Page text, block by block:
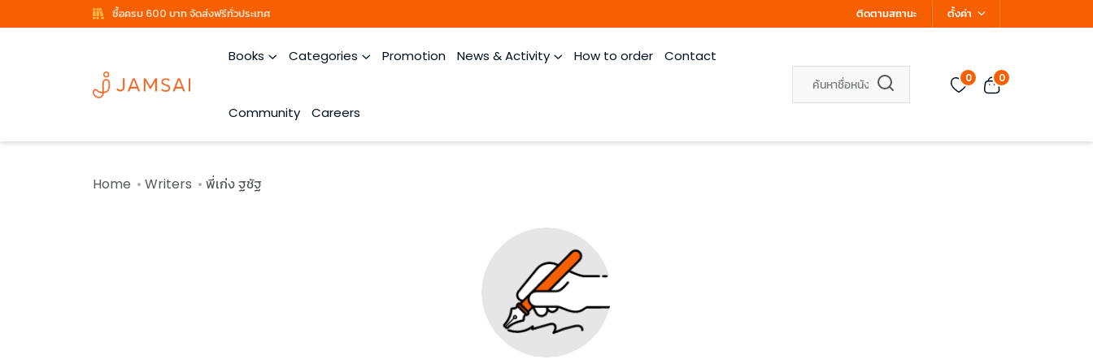
ซื้อครบ 600 บาท จัดส่งฟรีทั่วประเทศ ติดตามสถานะ ตั้งค่า
Books Categories Promotion News & Activity How to order Contact
Community Careers
0 0
Home Writers พี่เก่ง ฐชัฐ